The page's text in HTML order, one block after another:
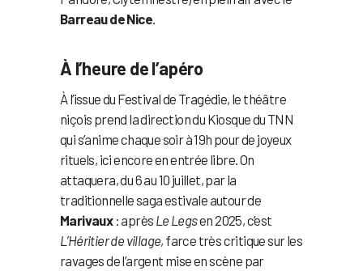
Barreau de Nice
À l’heure de l’apéro
À l’issue du Festival de Tragédie, le théâtre
niçois prend la direction du Kiosque du TNN
qui s’anime chaque soir à 19h pour de joyeux
rituels, ici encore en entrée libre. On
attaquera, du 6 au 10 juillet, par la
traditionnelle saga estivale autour de
Marivaux: après Le Legsen 2025, c’est
L’Héritier de village, farce très critique sur les
ravages de l’argent mise en scène par